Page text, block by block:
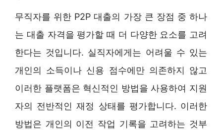
무직자를 위한 P2P 대출의 가장 큰 장점 중 하나
는 대출 자격을 평가할 때 더 다양한 요소를 고려
한다는 것입니다. 실직자에게는 어려울 수 있는
개인의 소득이나 신용 점수에만 의존하지 않고
이러한 플랫폼은 혁신적인 방법을 사용하여 지원
자의 전반적인 재정 상태를 평가합니다. 이러한
방법은 개인의 이전 작업 기록을 고려하는 것부